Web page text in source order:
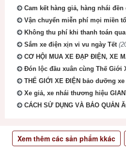
Cam kết hàng giả, hàng nhái đền
Vận chuyển miễn phí mọi miền
Không thu phí khi thanh toán
Sắm xe điện xịn vi vu ngày Tết
CƠ HỘI MUA XE ĐẠP ĐIỆN, XE
Đón lộc đầu xuân cùng Thế Giới
THẾ GIỚI XE ĐIỆN bảo dưỡng
Xe giả, xe nhái thương hiệu
CÁCH SỬ DỤNG VÀ BẢO QUẢN
Xem thêm các sản phẩm kkác